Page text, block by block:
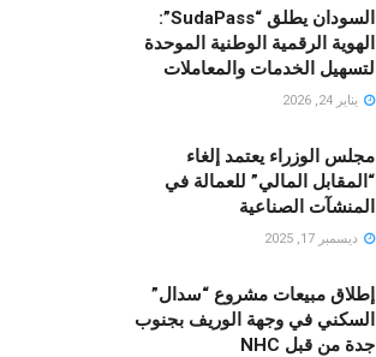
السودان يطلق “SudaPass”:
الهوية الرقمية الوطنية الموحدة
لتسهيل الخدمات والمعاملات
يناير 24, 2026
مجلس الوزراء يعتمد إلغاء
“المقابل المالي” للعمالة في
المنشآت الصناعية
ديسمبر 17, 2025
إطلاق مبيعات مشروع “سدال”
السكني في وجهة الوريف بجنوب
جدة من قبل NHC